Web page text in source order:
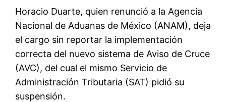
Horacio Duarte, quien renunció a la Agencia
Nacional de Aduanas de México (ANAM), deja
el cargo sin reportar la implementación
correcta del nuevo sistema de Aviso de Cruce
(AVC), del cual el mismo Servicio de
Administración Tributaria (SAT) pidió su
suspensión.